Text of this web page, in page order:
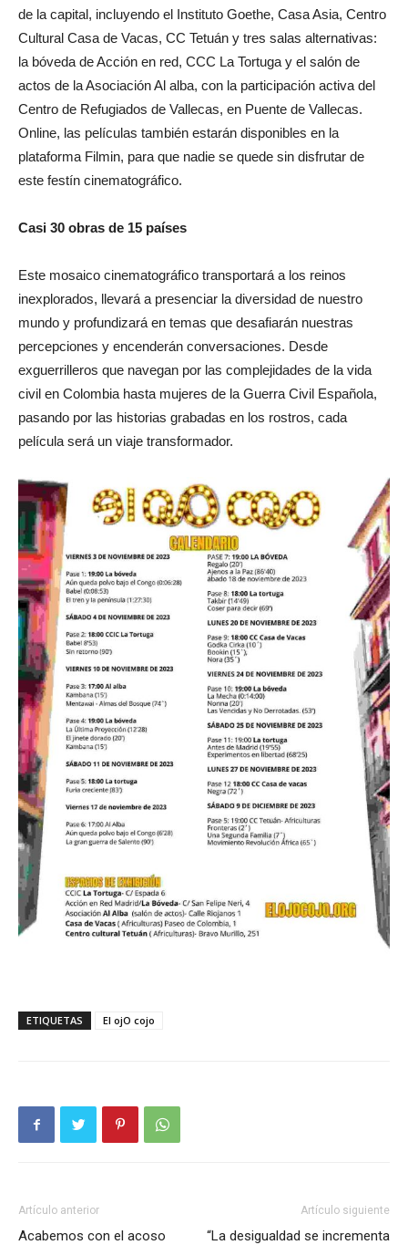
de la capital, incluyendo el Instituto Goethe, Casa Asia, Centro
Cultural Casa de Vacas, CC Tetuán y tres salas alternativas:
la bóveda de Acción en red, CCC La Tortuga y el salón de
actos de la Asociación Al alba, con la participación activa del
Centro de Refugiados de Vallecas, en Puente de Vallecas.
Online, las películas también estarán disponibles en la
plataforma Filmin, para que nadie se quede sin disfrutar de
este festín cinematográfico.
Casi 30 obras de 15 países
Este mosaico cinematográfico transportará a los reinos
inexplorados, llevará a presenciar la diversidad de nuestro
mundo y profundizará en temas que desafiarán nuestras
percepciones y encenderán conversaciones. Desde
exguerrilleros que navegan por las complejidades de la vida
civil en Colombia hasta mujeres de la Guerra Civil Española,
pasando por las historias grabadas en los rostros, cada
película será un viaje transformador.
ETIQUETAS El ojO cojo
Artículo anterior
Acabemos con el acoso
Artículo siguiente
“La desigualdad se incrementa